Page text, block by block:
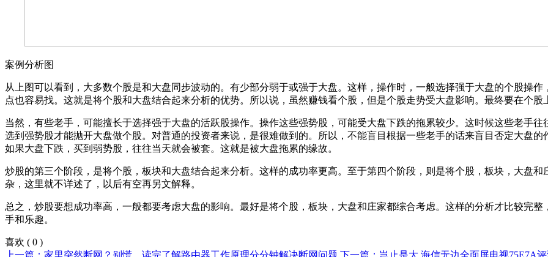
案例分析图
从上图可以看到，大多数个股是和大盘同步波动的。有少部分弱于或强于大盘。这样，操作时，一般选择强于大盘的个股操
点也容易找。这就是将个股和大盘结合起来分析的优势。所以说，虽然赚钱看个股，但是个股走势受大盘影响。最终要在个股
当然，有些老手，可能擅长于选择强于大盘的活跃股操作。操作这些强势股，可能受大盘下跌的拖累较少。这时候这些老手
选到强势股才能抛开大盘做个股。对普通的投资者来说，是很难做到的。所以，不能盲目根据一些老手的话来盲目否定大盘
如果大盘下跌，买到弱势股，往往当天就会被套。这就是被大盘拖累的缘故。
炒股的第三个阶段，是将个股，板块和大盘结合起来分析。这样的成功率更高。至于第四个阶段，则是将个股，板块，大盘
杂，这里就不详述了，以后有空再另文解释。
总之，炒股要想成功率高，一般都要考虑大盘的影响。最好是将个股，板块，大盘和庄家都综合考虑。这样的分析才比较完
手和乐趣。
喜欢 ( 0 )
上一篇：家里突然断网？别慌，读完了解路由器工作原理分分钟解决断网问题 下一篇：岂止是大.海信无边全面屏电视75E7A